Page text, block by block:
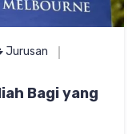
Jurusan
Bagi yang